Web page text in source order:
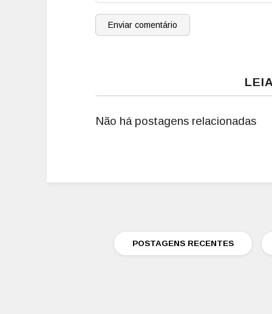
Enviar comentário
Não há postagens relacionadas
POSTAGENS RECENTES